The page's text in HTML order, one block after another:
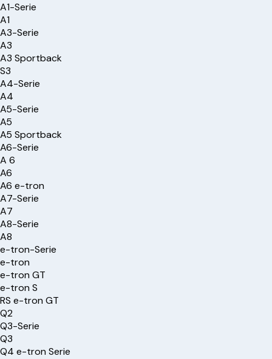
A1-Serie
A1
A3-Serie
A3
A3 Sportback
S3
A4-Serie
A4
A5-Serie
A5
A5 Sportback
A6-Serie
A 6
A6
A6 e-tron
A7-Serie
A7
A8-Serie
A8
e-tron-Serie
e-tron
e-tron GT
e-tron S
RS e-tron GT
Q2
Q3-Serie
Q3
Q4 e-tron Serie